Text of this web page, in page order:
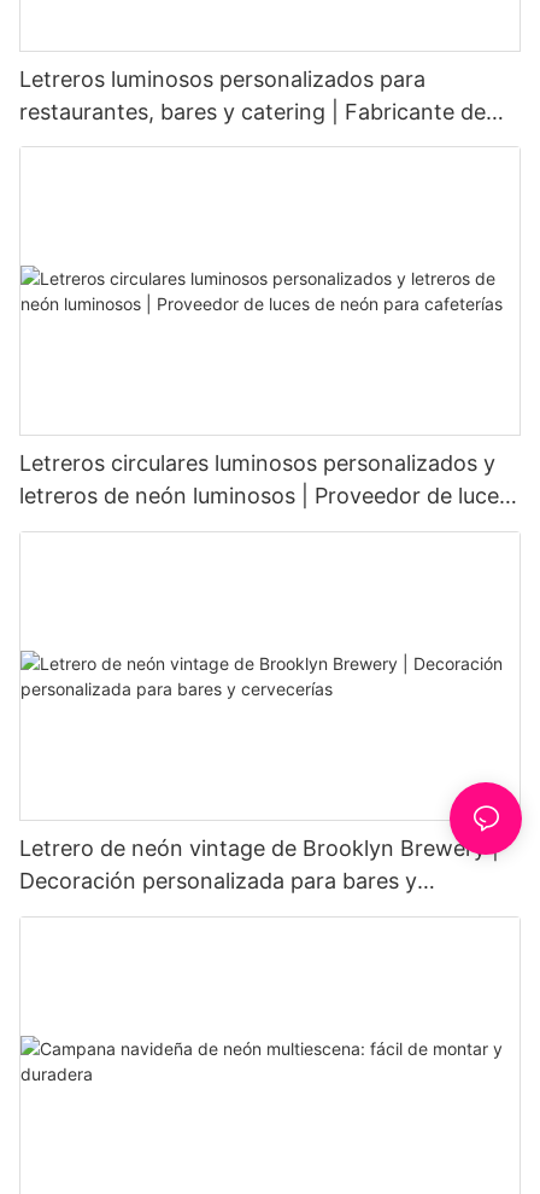
Letreros luminosos personalizados para
restaurantes, bares y catering | Fabricante de
letreros LED
Letreros circulares luminosos personalizados y
letreros de neón luminosos | Proveedor de luces
de neón para cafeterías
Letrero de neón vintage de Brooklyn Brewery |
Decoración personalizada para bares y
cervecerías